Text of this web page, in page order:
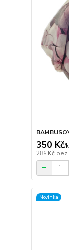
350 Kč/
289 Kč bez
Novinka